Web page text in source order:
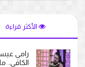
الأكثر قراءة
رامي
الكافي..